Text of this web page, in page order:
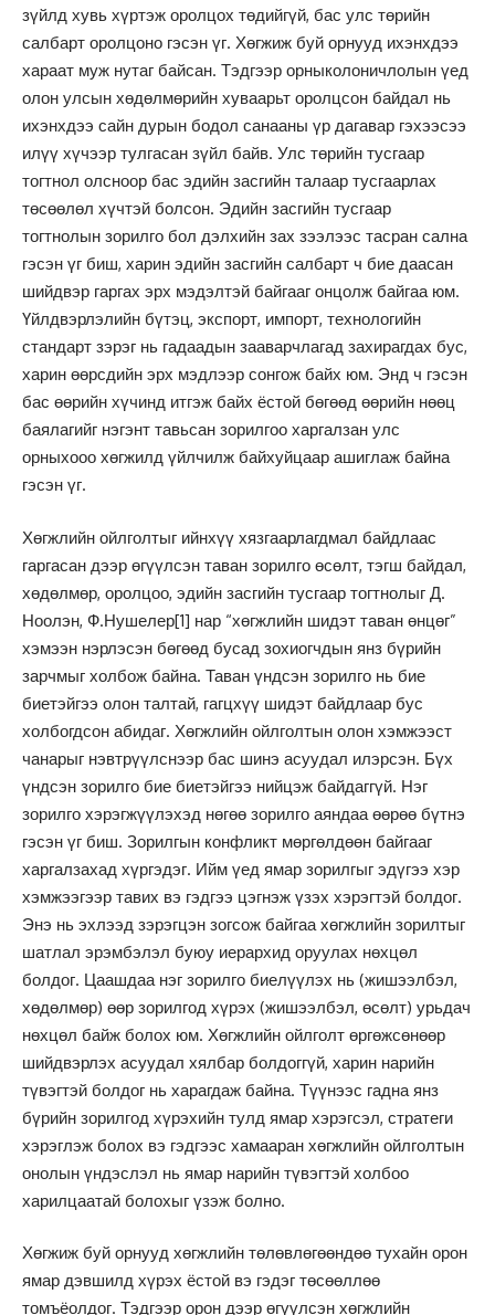
зүйлд хувь хүртэж оролцох төдийгүй, бас улс төрийн
салбарт оролцоно гэсэн үг. Хөгжиж буй орнууд ихэнхдээ
хараат муж нутаг байсан. Тэдгээр орныколоничлолын үед
олон улсын хөдөлмөрийн хуваарьт оролцсон байдал нь
ихэнхдээ сайн дурын бодол санааны үр дагавар гэхээсээ
илүү хүчээр тулгасан зүйл байв. Улс төрийн тусгаар
тогтнол олсноор бас эдийн засгийн талаар тусгаарлах
төсөөлөл хүчтэй болсон. Эдийн засгийн тусгаар
тогтнолын зорилго бол дэлхийн зах зээлээс тасран сална
гэсэн үг биш, харин эдийн засгийн салбарт ч бие даасан
шийдвэр гаргах эрх мэдэлтэй байгааг онцолж байгаа юм.
Үйлдвэрлэлийн бүтэц, экспорт, импорт, технологийн
стандарт зэрэг нь гадаадын зааварчлагад захирагдах бус,
харин өөрсдийн эрх мэдлээр сонгож байх юм. Энд ч гэсэн
бас өөрийн хүчинд итгэж байх ёстой бөгөөд өөрийн нөөц
баялагийг нэгэнт тавьсан зорилгоо харгалзан улс
орныхооо хөгжилд үйлчилж байхуйцаар ашиглаж байна
гэсэн үг.
Хөгжлийн ойлголтыг ийнхүү хязгаарлагдмал байдлаас
гаргасан дээр өгүүлсэн таван зорилго өсөлт, тэгш байдал,
хөдөлмөр, оролцоо, эдийн засгийн тусгаар тогтнолыг Д.
Ноолэн, Ф.Нушелер[1] нар “хөгжлийн шидэт таван өнцөг”
хэмээн нэрлэсэн бөгөөд бусад зохиогчдын янз бүрийн
зарчмыг холбож байна. Таван үндсэн зорилго нь бие
биетэйгээ олон талтай, гагцхүү шидэт байдлаар бус
холбогдсон абидаг. Хөгжлийн ойлголтын олон хэмжээст
чанарыг нэвтрүүлснээр бас шинэ асуудал илэрсэн. Бүх
үндсэн зорилго бие биетэйгээ нийцэж байдаггүй. Нэг
зорилго хэрэгжүүлэхэд нөгөө зорилго аяндаа өөрөө бүтнэ
гэсэн үг биш. Зорилгын конфликт мөргөлдөөн байгааг
харгалзахад хүргэдэг. Ийм үед ямар зорилгыг эдүгээ хэр
хэмжээгээр тавих вэ гэдгээ цэгнэж үзэх хэрэгтэй болдог.
Энэ нь эхлээд зэрэгцэн зогсож байгаа хөгжлийн зорилтыг
шатлал эрэмбэлэл буюу иерархид оруулах нөхцөл
болдог. Цаашдаа нэг зорилго биелүүлэх нь (жишээлбэл,
хөдөлмөр) өөр зорилгод хүрэх (жишээлбэл, өсөлт) урьдач
нөхцөл байж болох юм. Хөгжлийн ойлголт өргөжсөнөөр
шийдвэрлэх асуудал хялбар болдоггүй, харин нарийн
түвэгтэй болдог нь харагдаж байна. Түүнээс гадна янз
бүрийн зорилгод хүрэхийн тулд ямар хэрэгсэл, стратеги
хэрэглэж болох вэ гэдгээс хамааран хөгжлийн ойлголтын
онолын үндэслэл нь ямар нарийн түвэгтэй холбоо
харилцаатай болохыг үзэж болно.
Хөгжиж буй орнууд хөгжлийн төлөвлөгөөндөө тухайн орон
ямар дэвшилд хүрэх ёстой вэ гэдэг төсөөллөө
томъёолдог. Тэдгээр орон дээр өгүүлсэн хөгжлийн